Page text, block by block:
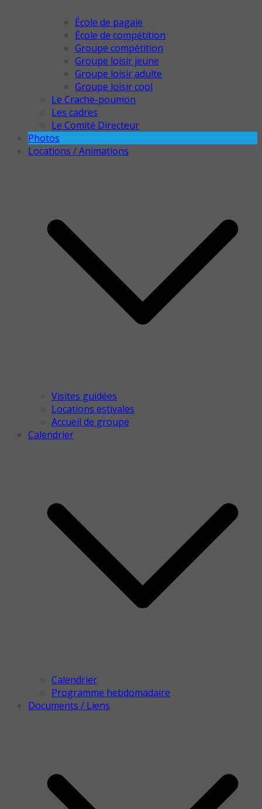
École de pagaie
École de compétition
Groupe compétition
Groupe loisir jeune
Groupe loisir adulte
Groupe loisir cool
Le Crache-poumon
Les cadres
Le Comité Directeur
Photos
Locations / Animations
Visites guidées
Locations estivales
Accueil de groupe
Calendrier
Calendrier
Programme hebdomadaire
Documents / Liens